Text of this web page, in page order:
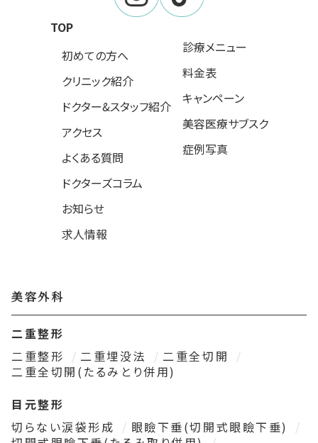
TOP
初めての方へ
クリニック紹介
ドクター&スタッフ紹介
アクセス
よくある質問
ドクターズコラム
お知らせ
求人情報
診療メニュー
料金表
キャンペーン
美容医療サブスク
症例写真
美容外科
二重整形
二重整形
二重埋没法
二重全切開
二重全切開(たるみとり併用)
目元整形
切らない涙袋形成
眼瞼下垂(切開式眼瞼下垂)